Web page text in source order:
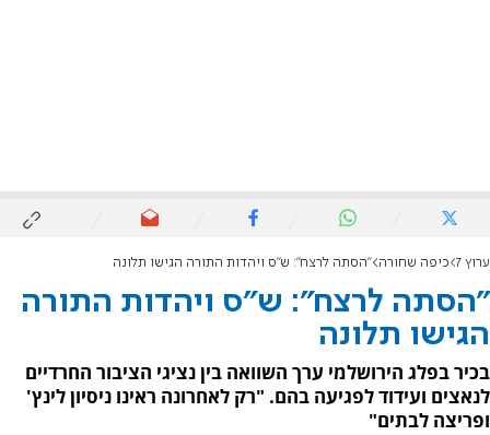
ערוץ 7 כיפה שחורה "הסתה לרצח": ש"ס ויהדות התורה הגישו תלונה
"הסתה לרצח": ש"ס ויהדות התורה
הגישו תלונה
בכיר בפלג הירושלמי ערך השוואה בין נציגי הציבור החרדיים
לנאצים ועידוד לפגיעה בהם. "רק לאחרונה ראינו ניסיון לינץ'
ופריצה לבתים"